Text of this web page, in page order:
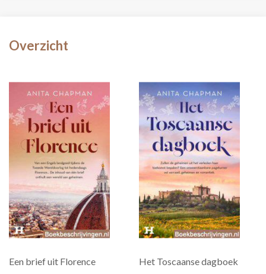
Overzicht
Een brief uit Florence Het Toscaanse dagboek